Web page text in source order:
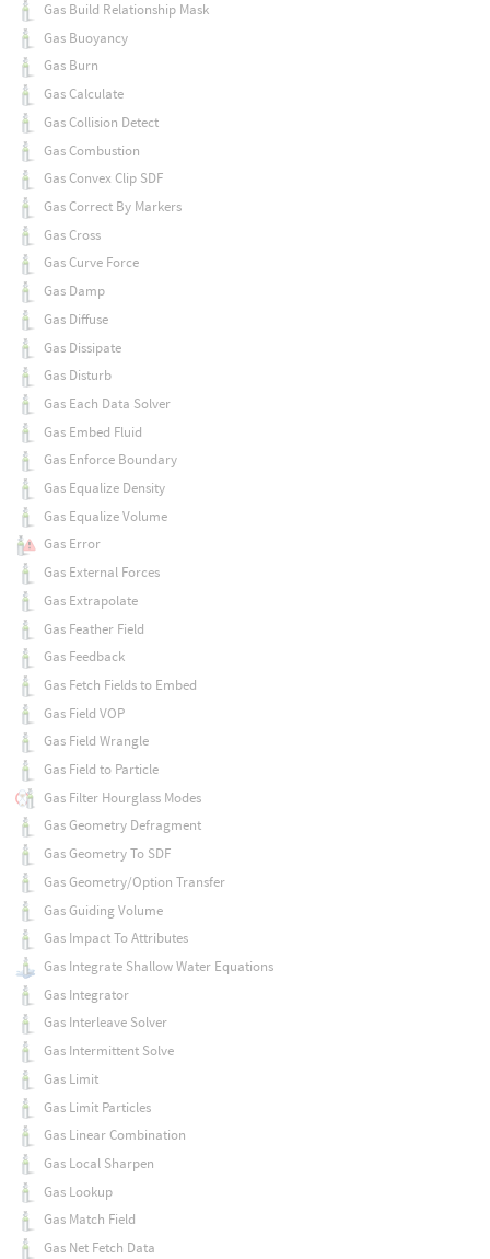
Gas Build Relationship Mask
Gas Buoyancy
Gas Burn
Gas Calculate
Gas Collision Detect
Gas Combustion
Gas Convex Clip SDF
Gas Correct By Markers
Gas Cross
Gas Curve Force
Gas Damp
Gas Diffuse
Gas Dissipate
Gas Disturb
Gas Each Data Solver
Gas Embed Fluid
Gas Enforce Boundary
Gas Equalize Density
Gas Equalize Volume
Gas Error
Gas External Forces
Gas Extrapolate
Gas Feather Field
Gas Feedback
Gas Fetch Fields to Embed
Gas Field VOP
Gas Field Wrangle
Gas Field to Particle
Gas Filter Hourglass Modes
Gas Geometry Defragment
Gas Geometry To SDF
Gas Geometry/Option Transfer
Gas Guiding Volume
Gas Impact To Attributes
Gas Integrate Shallow Water Equations
Gas Integrator
Gas Interleave Solver
Gas Intermittent Solve
Gas Limit
Gas Limit Particles
Gas Linear Combination
Gas Local Sharpen
Gas Lookup
Gas Match Field
Gas Net Fetch Data